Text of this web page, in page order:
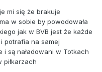
mi się że brakuje
w sobie by powodowała
jak w BVB jest że każde
potrafia na samej
są naładowani w Totkach